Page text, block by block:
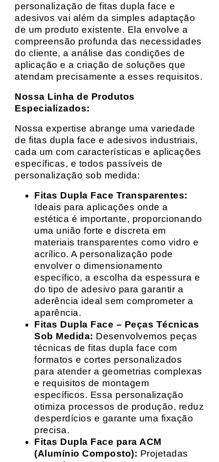
personalização de fitas dupla face e
adesivos vai além da simples adaptação
de um produto existente. Ela envolve a
compreensão profunda das necessidades
do cliente, a análise das condições de
aplicação e a criação de soluções que
atendam precisamente a esses requisitos.
Nossa Linha de Produtos
Especializados:
Nossa expertise abrange uma variedade
de fitas dupla face e adesivos industriais,
cada um com características e aplicações
específicas, e todos passíveis de
personalização sob medida:
Fitas Dupla Face Transparentes:
Ideais para aplicações onde a
estética é importante, proporcionando
uma união forte e discreta em
materiais transparentes como vidro e
acrílico. A personalização pode
envolver o dimensionamento
específico, a escolha da espessura e
do tipo de adesivo para garantir a
aderência ideal sem comprometer a
aparência.
Fitas Dupla Face – Peças Técnicas
Sob Medida: Desenvolvemos peças
técnicas de fitas dupla face com
formatos e cortes personalizados
para atender a geometrias complexas
e requisitos de montagem
específicos. Essa personalização
otimiza processos de produção, reduz
desperdícios e garante uma fixação
precisa.
Fitas Dupla Face para ACM
(Alumínio Composto): Projetadas